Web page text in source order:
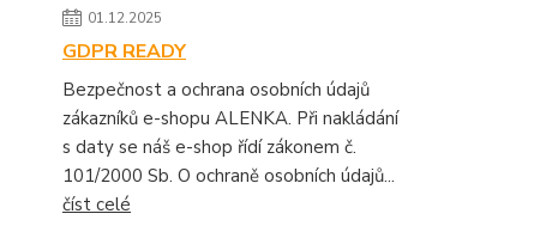
01.12.2025
GDPR READY
Bezpečnost a ochrana osobních údajů
zákazníků e-shopu ALENKA. Při nakládání
s daty se náš e-shop řídí zákonem č.
101/2000 Sb. O ochraně osobních údajů...
číst celé